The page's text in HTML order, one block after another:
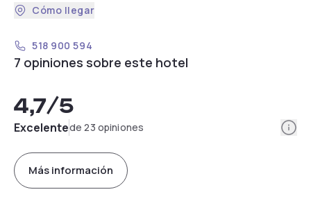
Cómo llegar
518 900 594
7 opiniones sobre este hotel
4,7/5
Excelentede 23 opiniones
Más información